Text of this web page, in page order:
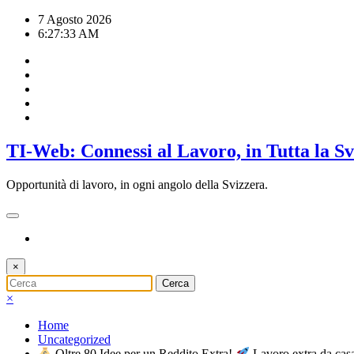
7 Agosto 2026
6:27:34 AM
TI-Web: Connessi al Lavoro, in Tutta la
Opportunità di lavoro, in ogni angolo della Svizzera.
×
×
Home
Uncategorized